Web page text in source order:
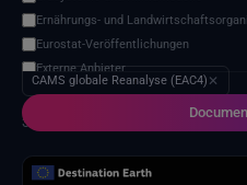
Ernährungs- und
Eurostat-Veröffentlichungen
Externe Anbieter
Harvic Service Landwirtschaftliche
NASA-Programm für
CAMS globale Reanalyse (EAC4) ✕
3 services found